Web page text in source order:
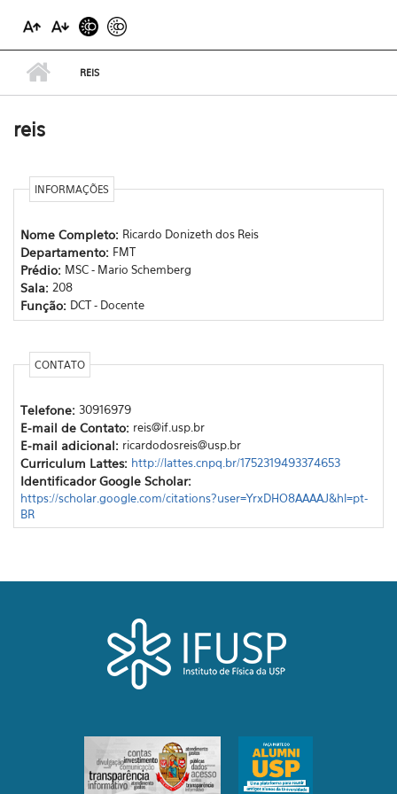
REIS
reis
INFORMAÇÕES
Nome Completo: Ricardo Donizeth dos Reis
Departamento: FMT
Prédio: MSC - Mario Schemberg
Sala: 208
Função: DCT - Docente
CONTATO
Telefone: 30916979
E-mail de Contato: reis@if.usp.br
E-mail adicional: ricardodosreis@usp.br
Curriculum Lattes: http://lattes.cnpq.br/1752319493374653
Identificador Google Scholar:
https://scholar.google.com/citations?user=YrxDHO8AAAAJ&hl=pt-
BR